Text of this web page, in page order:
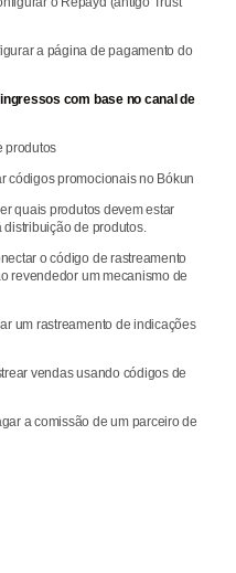
a página de pagamento do
com base no canal de
produtos
códigos promocionais no Bókun
quais produtos devem estar
de produtos.
o código de rastreamento
revendedor um mecanismo de
um rastreamento de indicações
vendas usando códigos de
a comissão de um parceiro de